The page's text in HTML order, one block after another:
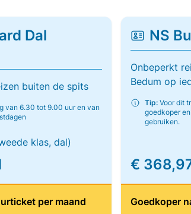
Dal
buiten de spits
van 6.30 tot 9.00 uur en van
klas, dal)
per maand
NS
Onbeperkt
Bedum op
Tip:Voor dit
goedkoper
gebruiken.
€
Goedkoper